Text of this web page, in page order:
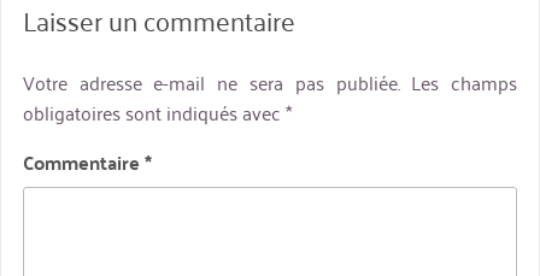
Laisser un commentaire
Votre adresse e-mail ne sera pas publiée. Les champs
obligatoires sont indiqués avec*
Commentaire*